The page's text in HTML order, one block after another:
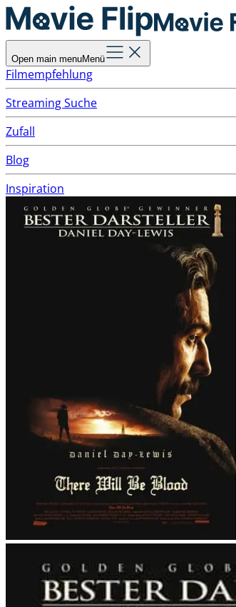
Open main menuMenü
Filmempfehlung
Streaming Suche
Zufall
Blog
Inspiration